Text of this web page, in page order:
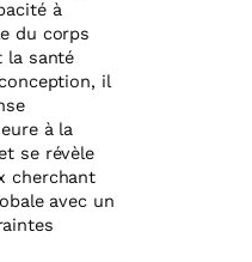
à
du corps
la santé
il
à la
se révèle
cherchant
avec un